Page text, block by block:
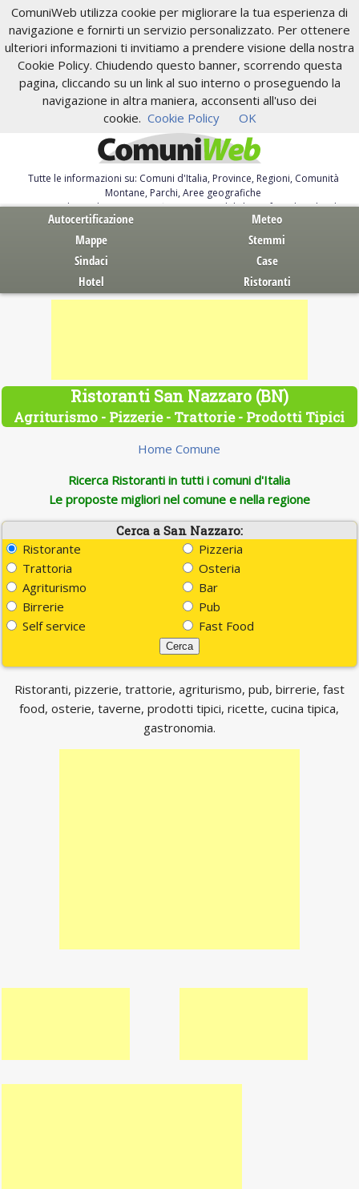
ComuniWeb utilizza cookie per migliorare la tua esperienza di
navigazione e fornirti un servizio personalizzato. Per ottenere
ulteriori informazioni ti invitiamo a prendere visione della nostra
Cookie Policy. Chiudendo questo banner, scorrendo questa
pagina, cliccando su un link al suo interno o proseguendo la
navigazione in altra maniera, acconsenti all'uso dei
cookie. Cookie Policy OK
Tutte le informazioni su: Comuni d'Italia, Province, Regioni, Comunità
Montane, Parchi, Aree geografiche
Servizi al Cittadino. Autocertificazione, moduli, leggi, free download
Autocertificazione
Meteo
Mappe
Stemmi
Sindaci
Case
Hotel
Ristoranti
Ristoranti San Nazzaro (BN)
Agriturismo - Pizzerie - Trattorie - Prodotti Tipici
Home Comune
Ricerca Ristoranti in tutti i comuni d'Italia
Le proposte migliori nel comune e nella regione
Cerca a San Nazzaro:
Ristorante
Pizzeria
Trattoria
Osteria
Agriturismo
Bar
Birrerie
Pub
Self service
Fast Food
Ristoranti, pizzerie, trattorie, agriturismo, pub, birrerie, fast
food, osterie, taverne, prodotti tipici, ricette, cucina tipica,
gastronomia.